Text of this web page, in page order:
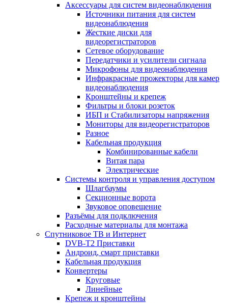
Аксессуары для систем видеонаблюдения
Источники питания для систем
видеонаблюдения
Жесткие диски для
видеорегистраторов
Сетевое оборудование
Передатчики и усилители сигнала
Микрофоны для видеонаблюдения
Инфракрасные прожекторы для камер
видеонаблюдения
Кронштейны и крепеж
Фильтры и блоки розеток
ИБП и Стабилизаторы напряжения
Мониторы для видеорегистраторов
Разное
Кабельная продукция
Комбинированные кабели
Витая пара
Электрические
Системы контроля и управления доступом
Шлагбаумы
Секционные ворота
Звуковое оповещение
Разъёмы для подключения
Расходные материалы для монтажа
Спутниковое ТВ и Интернет
DVB-Т2 Приставки
Андроид, смарт приставки
Кабельная продукция
Конвертеры
Круговые
Линейные
Крепеж и кронштейны